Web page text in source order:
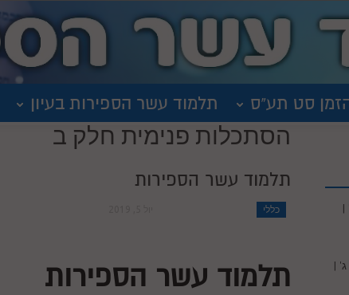
סט תע"ס תלמוד עשר הספירות בעיון
הסתכלות פנימית חלק ב
תלמוד עשר הספירות
כללי
תלמוד עשר הספירות
|
|